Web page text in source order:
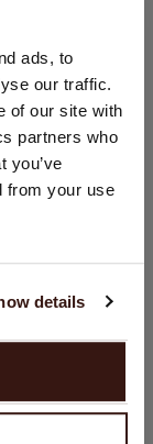
ads, to
our traffic.
of our site with
partners who
you’ve
from your use
details
(€) aus.